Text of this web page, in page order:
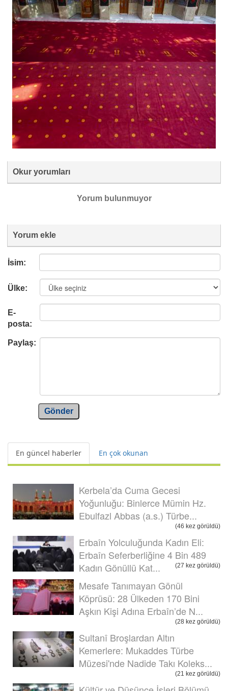
Okur yorumları
Yorum bulunmuyor
Yorum ekle
İsim:
Ülke:
E-
posta:
Paylaş:
Gönder
En güncel haberler En çok okunan
Kerbela’da Cuma Gecesi
Yoğunluğu: Binlerce Mümin Hz.
Ebulfazl Abbas (a.s.) Türbe...
(46 kez görüldü)
Erbaîn Yolculuğunda Kadın Eli:
Erbaîn Seferberliğine 4 Bin 489
Kadın Gönüllü Kat...
(27 kez görüldü)
Mesafe Tanımayan Gönül
Köprüsü: 28 Ülkeden 170 Bini
Aşkın Kişi Adına Erbaîn’de N...
(28 kez görüldü)
Sultanî Broşlardan Altın
Kemerlere: Mukaddes Türbe
Müzesi'nde Nadide Takı Koleks...
(21 kez görüldü)